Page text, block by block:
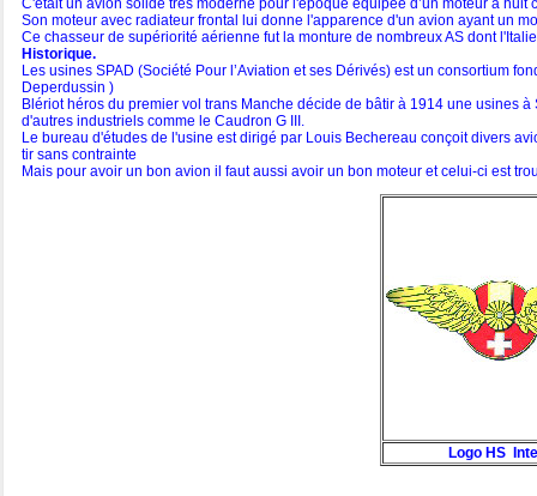
C'était un avion solide très moderne pour l'époque équipée d’un moteur à
Son moteur avec radiateur frontal lui donne l'apparence d'un avion ayant un
Ce chasseur de supériorité aérienne fut la monture de nombreux AS dont
Historique.
Les usines SPAD (Société Pour l’Aviation et ses Dérivés) est un consortium
Deperdussin )
Blériot héros du premier vol trans Manche décide de bâtir à 1914 une usines
d'autres industriels comme le Caudron G III.
Le bureau d'études de l'usine est dirigé par Louis Bechereau conçoit divers
tir sans contrainte
Mais pour avoir un bon avion il faut aussi avoir un bon moteur et celui-ci est
Logo HS